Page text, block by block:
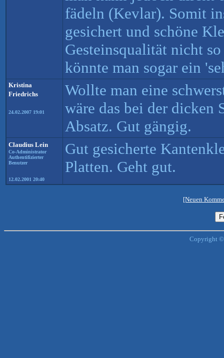
fädeln (Kevlar). Somit
gesichert und schöne
Gesteinsqualität nicht
könnte man sogar ein
Kristina
Friedrichs
24.02.2007 19:01
Wollte man eine
wäre das bei der dicken
Absatz. Gut gängig.
Claudius Lein
Co-Administrator
Authentifizierter
Benutzer
12.02.2001 20:40
Gut gesicherte
Platten. Geht gut.
[Neuen
Copyright ©